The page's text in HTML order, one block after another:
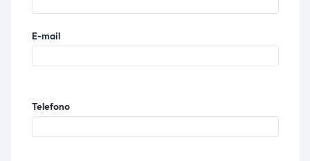
E-mail
Telefono